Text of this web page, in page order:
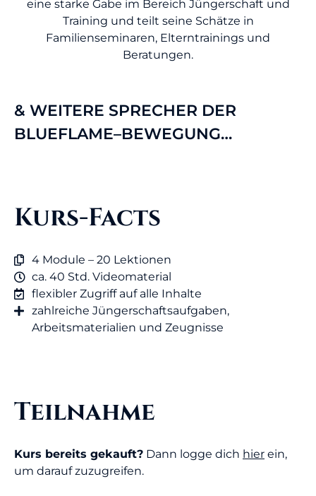
eine starke Gabe im Bereich Jüngerschaft und
Training und teilt seine Schätze in
Familienseminaren, Elterntrainings und
Beratungen.
& WEITERE SPRECHER DER
BLUEFLAME–BEWEGUNG…
Kurs-Facts
4 Module – 20 Lektionen
ca. 40 Std. Videomaterial
flexibler Zugriff auf alle Inhalte
zahlreiche Jüngerschaftsaufgaben,
Arbeitsmaterialien und Zeugnisse​
Teilnahme
Kurs bereits gekauft? Dann logge dich hier ein,
um darauf zuzugreifen.